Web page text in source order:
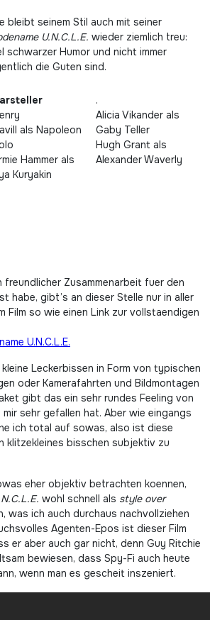
U.N.C.L.E. wieder ziemlich treu:
schwarzer Humor und nicht immer
die Guten sind.
als Napoleon
Hammer als
Kuryakin
.
Alicia Vikander als
Gaby Teller
Hugh Grant als
Alexander Waverly
habe, gibt’s an dieser Stelle nur in aller
Film so wie einen Link zur vollstaendigen
U.N.C.L.E.
Leckerbissen in Form von typischen
oder Kamerafahrten und Bildmontagen
gibt das ein sehr rundes Feeling von
sehr gefallen hat. Aber wie eingangs
ich total auf sowas, also ist diese
klitzekleines bisschen subjektiv zu
eher objektiv betrachten koennen,
wohl schnell als style over
was ich auch durchaus nachvollziehen
Agenten-Epos ist dieser Film
er aber auch gar nicht, denn Guy Ritchie
bewiesen, dass Spy-Fi auch heute
wenn man es gescheit inszeniert.